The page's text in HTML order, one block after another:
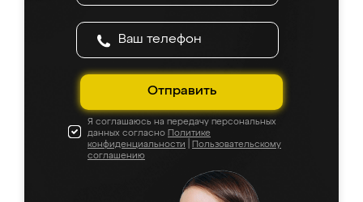
Отправить
Я соглашаюсь на передачу персональных
данных согласно Политике
конфиденциальности
Пользовательскому
соглашению